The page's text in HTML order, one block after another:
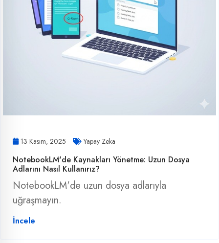
13 Kasım, 2025 Yapay Zeka
NotebookLM'de Kaynakları Yönetme: Uzun Dosya
Adlarını Nasıl Kullanırız?
NotebookLM'de uzun dosya adlarıyla
uğraşmayın.
İncele